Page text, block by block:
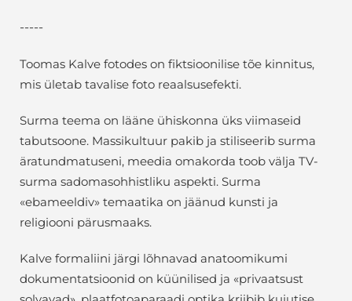
-----
Toomas Kalve fotodes on fiktsioonilise tõe kinnitus,
mis ületab tavalise foto reaalsusefekti.
Surma teema on lääne ühiskonna üks viimaseid
tabutsoone. Massikultuur pakib ja stiliseerib surma
äratundmatuseni, meedia omakorda toob välja TV-
surma sadomasohhistliku aspekti. Surma
«ebameeldiv» temaatika on jäänud kunsti ja
religiooni pärusmaaks.
Kalve formaliini järgi lõhnavad anatoomikumi
dokumentatsioonid on küünilised ja «privaatsust